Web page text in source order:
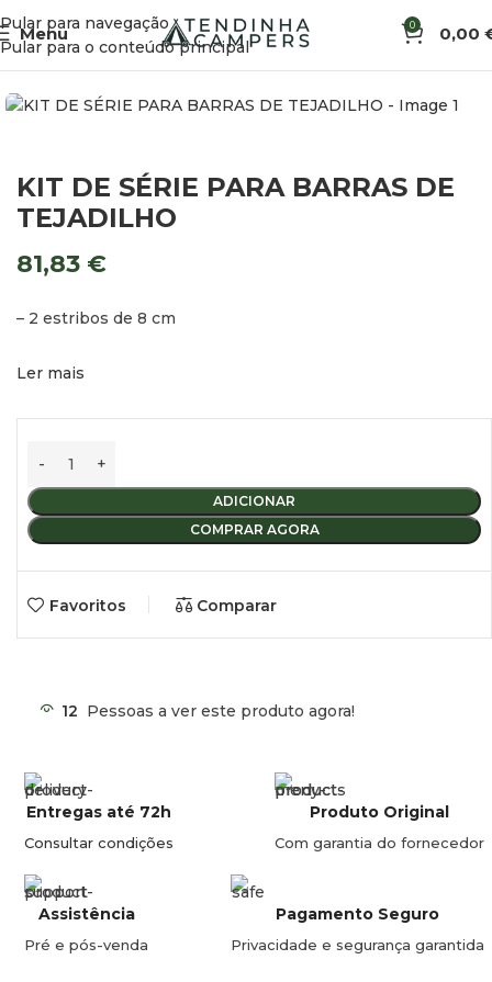
Pular para navegação
Pular para o conteúdo principal
Menu 0 0,00
Início Acessórios de Exterior Suportes de Toldos
KIT DE SÉRIE PARA BARRAS DE
TEJADILHO
81,83 €
– 2 estribos de 8 cm
Ler mais
ADICIONAR
COMPRAR AGORA
Favoritos Comparar
12 Pessoas a ver este produto agora!
Entregas até 72h
Consultar condições
Produto Original
Com garantia do fornecedor
Assistência
Pré e pós-venda
Pagamento Seguro
Privacidade e segurança garantida